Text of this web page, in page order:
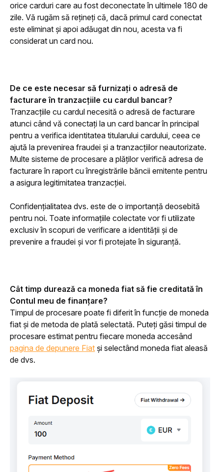
orice carduri care au fost deconectate în ultimele 180 de
zile. Vă rugăm să rețineți că, dacă primul card conectat
este eliminat și apoi adăugat din nou, acesta va fi
considerat un card nou.
De ce este necesar să furnizați o adresă de
facturare în tranzacțiile cu cardul bancar?
Tranzacțiile cu cardul necesită o adresă de facturare
atunci când vă conectați la un card bancar în principal
pentru a verifica identitatea titularului cardului, ceea ce
ajută la prevenirea fraudei și a tranzacțiilor neautorizate.
Multe sisteme de procesare a plăților verifică adresa de
facturare în raport cu înregistrările băncii emitente pentru
a asigura legitimitatea tranzacției.
Confidențialitatea dvs. este de o importanță deosebită
pentru noi. Toate informațiile colectate vor fi utilizate
exclusiv în scopuri de verificare a identității și de
prevenire a fraudei și vor fi protejate în siguranță.
Cât timp durează ca moneda fiat să fie creditată în
Contul meu de finanțare?
Timpul de procesare poate fi diferit în funcție de moneda
fiat și de metoda de plată selectată. Puteți găsi timpul de
pagina de depunere Fiat și selectând moneda fiat aleasă
de dvs.